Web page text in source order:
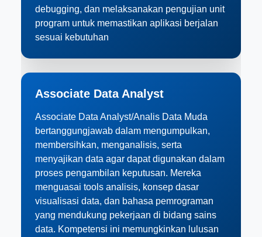
debugging, dan melaksanakan pengujian unit
program untuk memastikan aplikasi berjalan
sesuai kebutuhan
Associate Data Analyst
Associate Data Analyst/Analis Data Muda
bertanggungjawab dalam mengumpulkan,
membersihkan, menganalisis, serta
menyajikan data agar dapat digunakan dalam
proses pengambilan keputusan. Mereka
menguasai tools analisis, konsep dasar
visualisasi data, dan bahasa pemrograman
yang mendukung pekerjaan di bidang sains
data. Kompetensi ini memungkinkan lulusan